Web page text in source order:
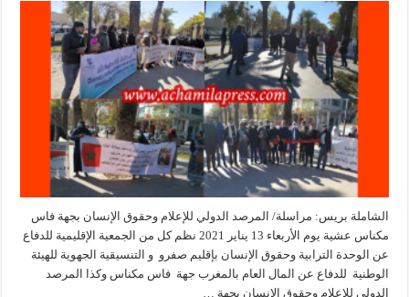
الشاملة بريس: مراسلة/ المرصد الدولي للإعلام وحقوق الإنسان بجهة فاس
مكناس عشية يوم الأربعاء 13 يناير 2021 نظم كل من الجمعية الإقليمية للدفاع
عن الوحدة الترابية وحقوق الإنسان بإقليم صفرو و التنسيقية الجهوية للهيئة
الوطنية للدفاع عن المال العام بالمغرب جهة فاس مكناس وكذا المرصد
الدولي للإعلام وحقوق الإنسان بجهة …